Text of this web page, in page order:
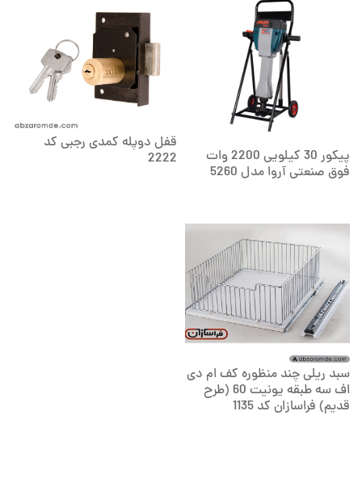
پیکور 30 کیلویی 2200 وات
فوق صنعتی آروا مدل 5260
قفل دوپله کمدی رجبی کد
2222
سبد ریلی چند منظوره کف ام دی
اف سه طبقه یونیت 60 (طرح
قدیم) فراسازان کد 1135